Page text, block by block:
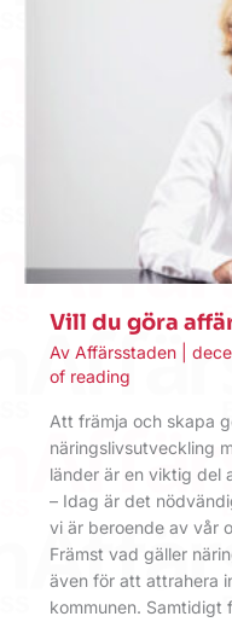
Vill du göra
Av Affärsstaden
of reading
Att främja och skapa
näringslivsutveckling
länder är en viktig del
– Idag är det
vi är beroende av vår
Främst vad gäller
även för att attrahera
kommunen. Samtidigt